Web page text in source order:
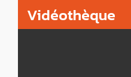
Vidéothèque